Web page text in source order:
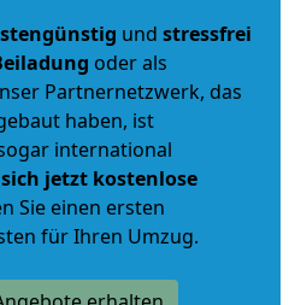
und stressfrei
oder als
Partnernetzwerk, das
haben, ist
international
sich jetzt kostenlose
Sie einen ersten
für Ihren Umzug.